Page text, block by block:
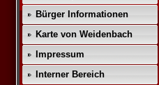
Bürger Informationen
Karte von Weidenbach
Impressum
Interner Bereich